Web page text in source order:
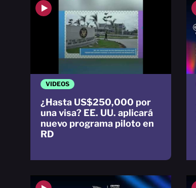
VIDEOS
¿Hasta US$250,000 por
una visa? EE. UU. aplicará
nuevo programa piloto en
RD